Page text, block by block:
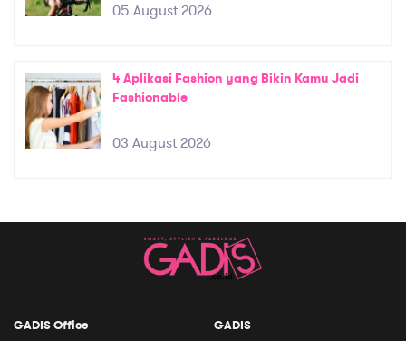
05 August 2026
4 Aplikasi Fashion yang Bikin Kamu Jadi
Fashionable
03 August 2026
GADIS Office GADIS